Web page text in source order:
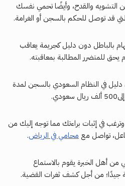
والقدح، وأيضًا تحمي نفسك
قد توصل للحكم بالسجن أو الغرامة.
بالباطل دون دليل كجريمة يعاقب
يحق للمتضرر المطالبة بمعاقبته.
دليل في النظام السعودي بالسجن لمدة
في إثبات براءتك مما توجه إليك من
تواصل مع محامي في الرياض.
أهل الخبرة يقوم بالاستماع
جيدًا؛ من أجل كشف ثغرات القضية.